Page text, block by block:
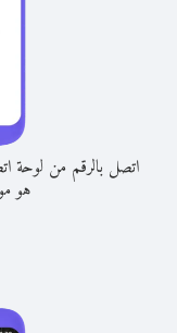
اتصل بالرقم من لوحة
هو